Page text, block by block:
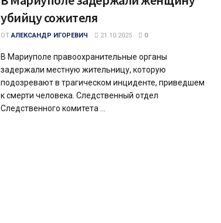
убийцу сожителя
ОТ АЛЕКСАНДР ИГОРЕВИЧ 21.10.2025 0
В Мариуполе правоохранительные органы
задержали местную жительницу, которую
подозревают в трагическом инциденте, приведшем
к смерти человека. Следственный отдел
Следственного комитета ...